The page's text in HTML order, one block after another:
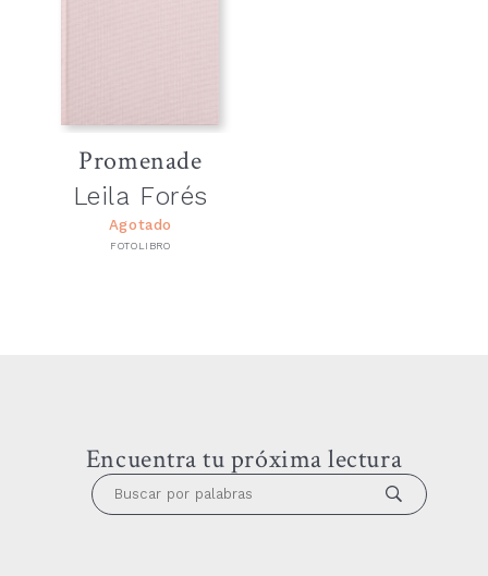
Promenade
Leila Forés
Agotado
FOTOLIBRO
Encuentra tu próxima lectura